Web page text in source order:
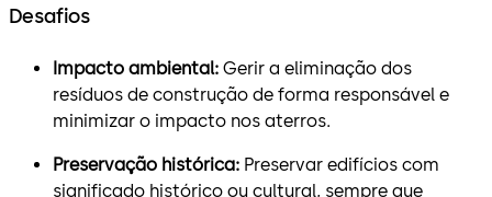
Desafios
Impacto ambiental: Gerir a eliminação dos
resíduos de construção de forma responsável e
minimizar o impacto nos aterros.
Preservação histórica: Preservar edifícios com
significado histórico ou cultural, sempre que